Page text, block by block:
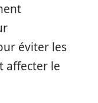
éviter les
affecter le